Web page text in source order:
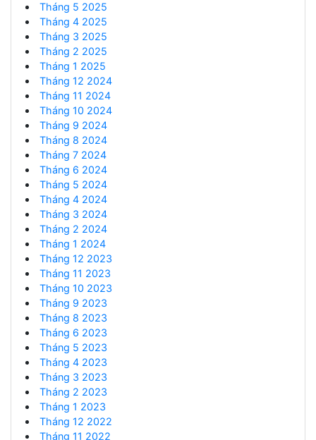
Tháng 5 2025
Tháng 4 2025
Tháng 3 2025
Tháng 2 2025
Tháng 1 2025
Tháng 12 2024
Tháng 11 2024
Tháng 10 2024
Tháng 9 2024
Tháng 8 2024
Tháng 7 2024
Tháng 6 2024
Tháng 5 2024
Tháng 4 2024
Tháng 3 2024
Tháng 2 2024
Tháng 1 2024
Tháng 12 2023
Tháng 11 2023
Tháng 10 2023
Tháng 9 2023
Tháng 8 2023
Tháng 6 2023
Tháng 5 2023
Tháng 4 2023
Tháng 3 2023
Tháng 2 2023
Tháng 1 2023
Tháng 12 2022
Tháng 11 2022